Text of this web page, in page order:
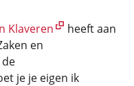
Klaveren
heeft aan
en
je je eigen ik